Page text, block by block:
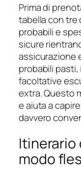
Prima di
tabella con tre
probabili e
sicure
assicurazione
probabili pasti,
facoltative
extra. Questo
e aiuta a
davvero
modo